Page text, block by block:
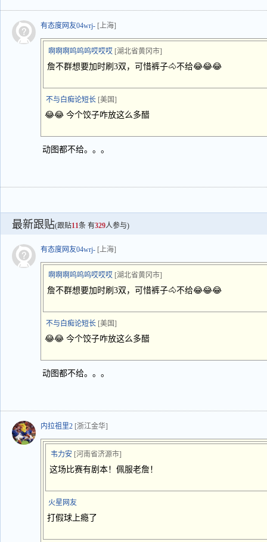
有态度网友04wrj- [上海]
啊啊啊呜呜呜哎哎哎 [湖北省黄冈市]
詹不群想要加时刷3双，可惜裤子🐴不给😂😂😂
不与白痴论短长 [美国]
😂😂 今个饺子咋放这么多醋
动图都不给。。。
最新跟贴(跟贴11条 有329人参与)
有态度网友04wrj- [上海]
啊啊啊呜呜呜哎哎哎 [湖北省黄冈市]
詹不群想要加时刷3双，可惜裤子🐴不给😂😂😂
不与白痴论短长 [美国]
😂😂 今个饺子咋放这么多醋
动图都不给。。。
内拉祖里2 [浙江金华]
韦力安 [河南省济源市]
这场比赛有剧本！佩服老詹！
火星网友
打假球上瘾了